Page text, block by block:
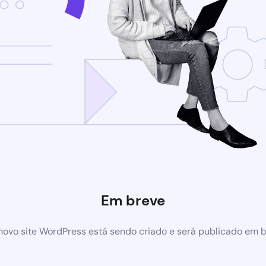
Em breve
site WordPress está sendo criado e será publicado em